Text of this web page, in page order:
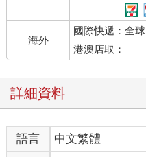
海外
國際快遞：全球
港澳店取：
詳細資料
語言 中文繁體